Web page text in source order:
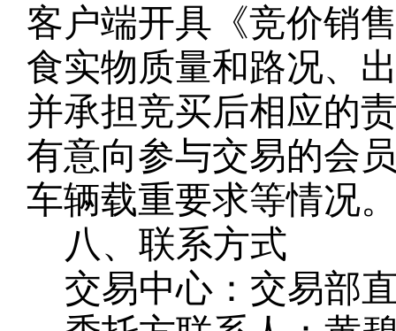
客户端开具《竞价销
食实物质量和路况、
并承担竞买后相应的
有意向参与交易的会
车辆载重要求等情况
八、联系方式
交易中心： 交易部